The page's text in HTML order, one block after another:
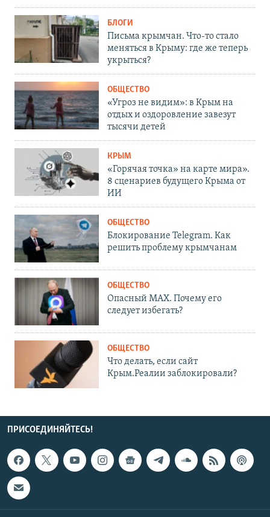
БЛОГИ
Письма крымчан. Что-то стало
меняться в Крыму: где же теперь
укрыться?
ОБЩЕСТВО
«Угроз не видим»: в Крым на
отдых и оздоровление завезут
тысячи детей
КРЫМ
«Горячая точка» на карте мира».
8 сценариев будущего Крыма от
ИИ
ОБЩЕСТВО
Блокирование Telegram. Как
решить проблему крымчанам
ОБЩЕСТВО
Опасный MAX. Почему его
следует избегать?
ОБЩЕСТВО
Что делать, если сайт
Крым.Реалии заблокировали?
ПРИСОЕДИНЯЙТЕСЬ!